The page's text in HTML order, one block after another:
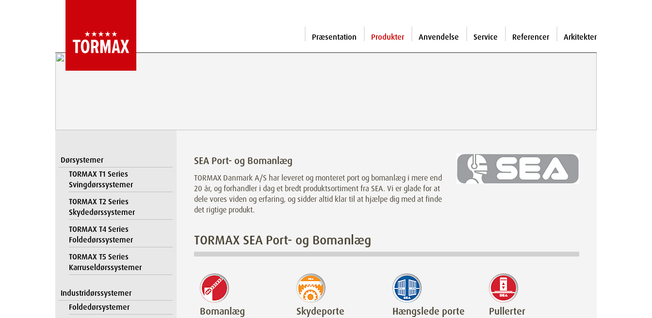
Præsentation Produkter Anvendelse Service Referencer Arkitekter
Dørsystemer
TORMAX T1 Series
Svingdørssystemer
TORMAX T2 Series
Skydedørssystemer
TORMAX T4 Series
Foldedørssystemer
TORMAX T5 Series
Karruseldørssystemer
Industridørssystemer
Foldedørsystemer
SEA Port- og Bomanlæg
TORMAX Danmark A/S har leveret og monteret port og bomanlæg i mere end
20 år, og forhandler i dag et bredt produktsortiment fra SEA. Vi er glade for at
dele vores viden og erfaring, og sidder altid klar til at hjælpe dig med at finde
det rigtige produkt.
TORMAX SEA Port- og Bomanlæg
Bomanlæg Skydeporte Hængslede porte Pullerter